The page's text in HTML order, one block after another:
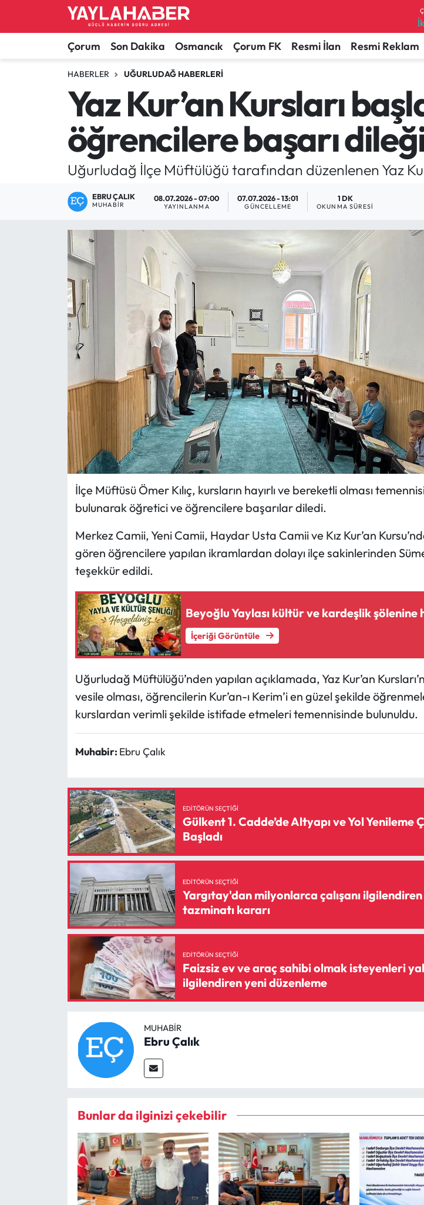
Çorum Son Dakika Osmancık Çorum FK Resmi İlan Resmi Reklam
HABERLER UĞURLUDAĞ HABERLERI
Yaz Kur’an Kursları
öğrencilere başarı
Uğurludağ İlçe Müftülüğü tarafından düzenlenen Yaz
EBRU ÇALIK
MUHABIR
08.07.2026 - 07:00
YAYINLANMA
07.07.2026 - 13:01
GÜNCELLEME
1 DK
OKUNMA SÜRESI
İlçe Müftüsü Ömer Kılıç, kursların hayırlı ve bereketli olması
bulunarak öğretici ve öğrencilere başarılar diledi.
Merkez Camii, Yeni Camii, Haydar Usta Camii ve Kız Kur’an
gören öğrencilere yapılan ikramlardan dolayı ilçe sakinlerinden
teşekkür edildi.
Beyoğlu Yaylası kültür ve kardeşlik şölenine
İçeriği Görüntüle
Uğurludağ Müftülüğü’nden yapılan açıklamada, Yaz Kur’an
vesile olması, öğrencilerin Kur’an-ı Kerim’i en güzel şekilde
kurslardan verimli şekilde istifade etmeleri temennisinde bulunuldu.
Muhabir: Ebru Çalık
EDITÖRÜN SEÇTIĞI
Gülkent 1. Cadde’de Altyapı ve Yol Yenileme
Başladı
EDITÖRÜN SEÇTIĞI
Yargıtay'dan milyonlarca çalışanı ilgilendiren
tazminatı kararı
EDITÖRÜN SEÇTIĞI
Faizsiz ev ve araç sahibi olmak isteyenleri
ilgilendiren yeni düzenleme
MUHABIR
Ebru Çalık
Bunlar da ilginizi çekebilir
Alaca Haberleri
Bayat Haberleri
Bilgi - Keşfet Haberleri
Bilim ve Teknoloji
Boğazkale Haberleri
Çorum Haberleri
Dodurga Haberleri
Ekonomi
İskilip Haberleri
Kargı Haberleri
Kimdir?
Kültür Sanat
Laçin Haberleri
Mecitözü Haberleri
Ortaköy Haberleri
Osmancık Haberleri
Otomotiv
Resmi İlan
Resmi Reklam
Sungurlu Haberleri
Uğurludağ Haberleri
Yayla Haber
Yemek Tarifleri
Yerel Haberler
Çorum Nöbetçi Eczaneler
Çorum Hava Durumu
Çorum Namaz Vakitleri
Çorum Trafik Yoğunluk Haritası
TFF 1.Lig Puan Durumu ve Fikstür
Tüm Manşetler
Haber Arşivi